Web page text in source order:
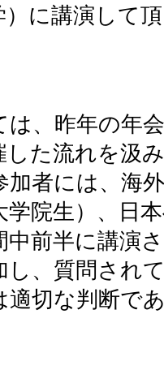
に講演して
、昨年の年
た流れを汲
者には、海
学院生）、日
中前半に講演
し、質問され
適切な判断で